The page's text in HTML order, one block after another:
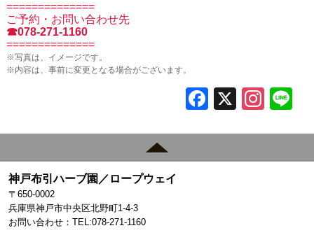
==============
ご予約・お問い合わせ先
☎078-271-1160
==============
※写真は、イメージです。
※内容は、事前に変更となる場合がございます。
F
e
X In
gr
神戸布引ハーブ園／ロープウェイ
〒650-0002
兵庫県神戸市中央区北野町1-4-3
お問い合わせ：TEL:078-271-1160